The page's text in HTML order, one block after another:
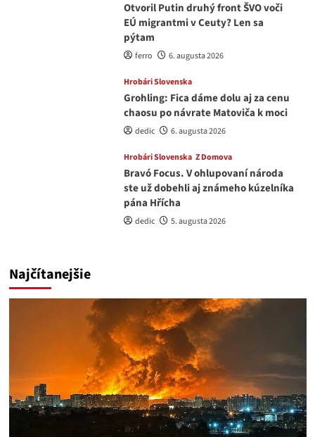
Otvoril Putin druhý front ŠVO voči
EÚ migrantmi v Ceuty? Len sa
pýtam
ferro 6. augusta 2026
Hrobári Slovenska
Grohling: Fica dáme dolu aj za cenu
chaosu po návrate Matoviča k moci
dedic 6. augusta 2026
Hrobári Slovenska Z Domova
Bravó Focus. V ohlupovaní národa
ste už dobehli aj známeho kúzelníka
pána Hřícha
dedic 5. augusta 2026
Najčítanejšie